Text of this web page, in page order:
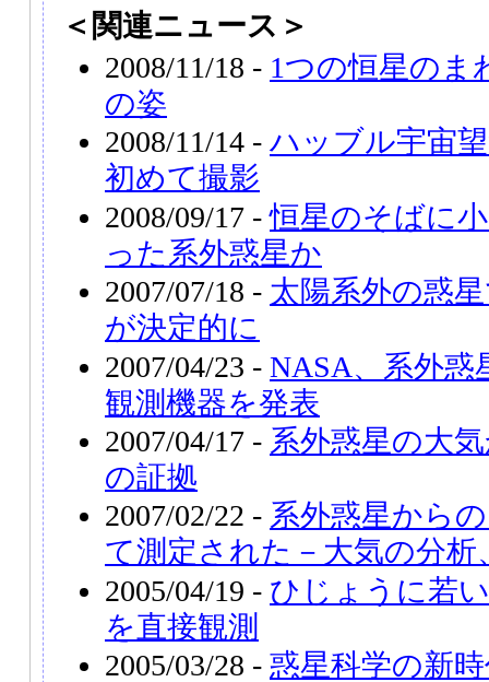
＜関連ニュース＞
2008/11/18 - 1つの恒星のま
の姿
2008/11/14 - ハッブル宇宙
初めて撮影
2008/09/17 -恒星のそばに
った系外惑星か
2007/07/18 - 太陽系外の惑
が決定的に
2007/04/23 - NASA、系外惑
観測機器を発表
2007/04/17 - 系外惑星の大
の証拠
2007/02/22 - 系外惑星から
て測定された－大気の分析
2005/04/19 - ひじょうに若
を直接観測
2005/03/28 - 惑星科学の新